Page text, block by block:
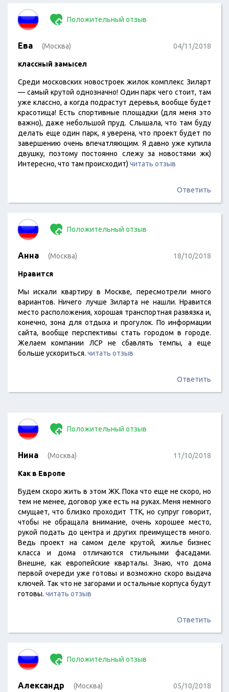
Положительный отзыв
Ева (Москва) 04/11/2018
классный замысел
Среди московских новостроек жилок комплекс Зиларт
— самый крутой однозначно! Один парк чего стоит, там
уже классно, а когда подрастут деревья, вообще будет
красотища! Есть спортивные площадки (для меня это
важно), даже небольшой пруд. Слышала, что там буду
делать еще один парк, я уверена, что проект будет по
завершению очень впечатляющим. Я давно уже купила
двушку, поэтому постоянно слежу за новостями жк)
Интересно, что там происходит) читать отзыв
Ответить
Положительный отзыв
Анна (Москва) 18/10/2018
Нравится
Мы искали квартиру в Москве, пересмотрели много
вариантов. Ничего лучше Зиларта не нашли. Нравится
место расположения, хорошая транспортная развязка и,
конечно, зона для отдыха и прогулок. По информации
сайта, вообще перспективы стать городом в городе.
Желаем компании ЛСР не сбавлять темпы, а еще
больше ускориться. читать отзыв
Ответить
Положительный отзыв
Нина (Москва) 11/10/2018
Как в Европе
Будем скоро жить в этом ЖК. Пока что еще не скоро, но
тем не менее, договор уже есть на руках. Меня немного
смущает, что близко проходит ТТК, но супруг говорит,
чтобы не обращала внимание, очень хорошее место,
рукой подать до центра и других преимуществ много.
Ведь проект на самом деле крутой, жилье бизнес
класса и дома отличаются стильными фасадами.
Внешне, как европейские кварталы. Знаю, что дома
первой очереди уже готовы и возможно скоро выдача
ключей. Так что не загорами и остальные корпуса будут
готовы. читать отзыв
Ответить
Положительный отзыв
Александр (Москва) 05/10/2018